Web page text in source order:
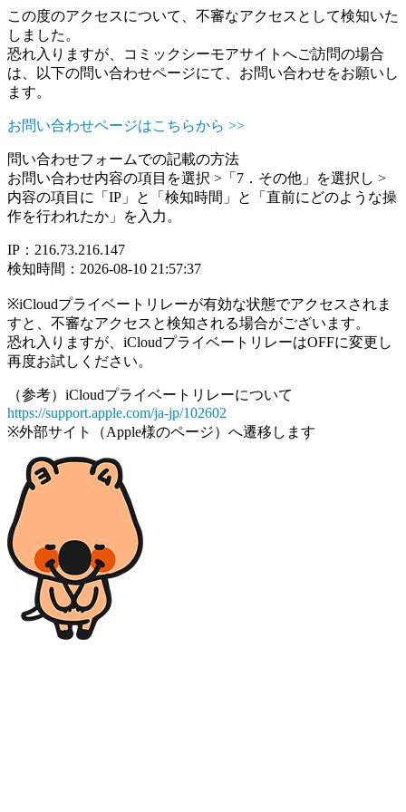
この度のアクセスについて、不審なアクセスとして検知いた
しました。
恐れ入りますが、コミックシーモアサイトへご訪問の場合
は、以下の問い合わせページにて、お問い合わせをお願いし
ます。
お問い合わせページはこちらから >>
問い合わせフォームでの記載の方法
お問い合わせ内容の項目を選択 >「7．その他」を選択し >
内容の項目に「IP」と「検知時間」と「直前にどのような操
作を行われたか」を入力。
IP：216.73.216.147
検知時間：2026-08-10 21:57:37
※iCloudプライベートリレーが有効な状態でアクセスされま
すと、不審なアクセスと検知される場合がございます。
恐れ入りますが、iCloudプライベートリレーはOFFに変更し
再度お試しください。
（参考）iCloudプライベートリレーについて
https://support.apple.com/ja-jp/102602
※外部サイト（Apple様のページ）へ遷移します